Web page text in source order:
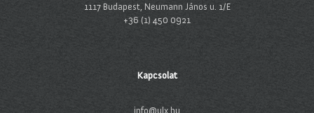
1117 Budapest, Neumann János u. 1/E
+36 (1) 450 0921
Kapcsolat
info@ulx.hu